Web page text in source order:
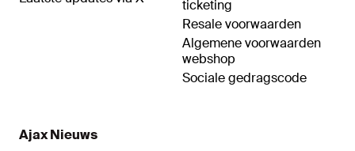
ticketing
Resale voorwaarden
Algemene voorwaarden
webshop
Sociale gedragscode
Ajax Nieuws